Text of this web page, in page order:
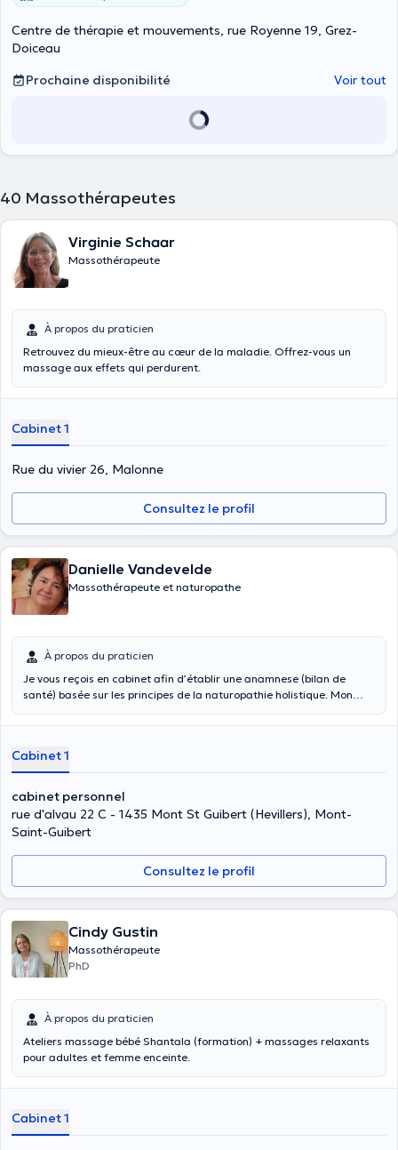
Centre de thérapie et mouvements, rue Royenne 19, Grez-
Doiceau
Prochaine disponibilité
Voir tout
40 Massothérapeutes
Virginie Schaar
Massothérapeute
À propos du praticien
Retrouvez du mieux-être au cœur de la maladie. Offrez-vous un
massage aux effets qui perdurent.
Cabinet 1
Rue du vivier 26, Malonne
Consultez le profil
Danielle Vandevelde
Massothérapeute et naturopathe
À propos du praticien
Je vous reçois en cabinet afin d’établir une anamnese (bilan de
santé) basée sur les principes de la naturopathie holistique. Mon
vos troubles de santé actuels, tout en vous fournissant des
programme d’hygiène de vie 100% individualisé selon vos besoins et
votre vitalité.
Cabinet 1
cabinet personnel
rue d'alvau 22 C - 1435 Mont St Guibert (Hevillers), Mont-
Saint-Guibert
Consultez le profil
Cindy Gustin
Massothérapeute
PhD
À propos du praticien
Ateliers massage bébé Shantala (formation) + massages relaxants
pour adultes et femme enceinte.
Cabinet 1